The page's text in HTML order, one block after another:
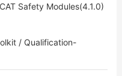
Safety Modules(4.1.0)
/ Qualification-